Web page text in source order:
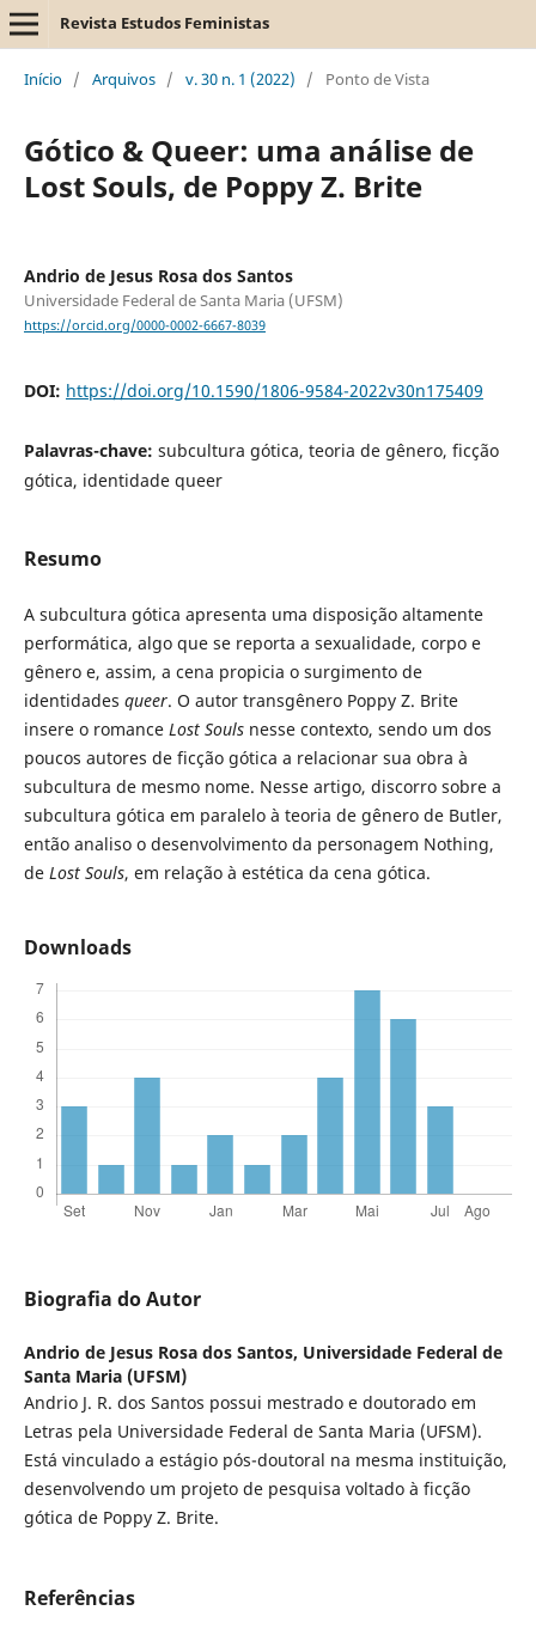
Revista Estudos Feministas
Início / Arquivos / v. 30 n. 1 (2022) / Ponto de Vista
Gótico & Queer: uma análise de
Lost Souls, de Poppy Z. Brite
Andrio de Jesus Rosa dos Santos
Universidade Federal de Santa Maria (UFSM)
https://orcid.org/0000-0002-6667-8039
DOI: https://doi.org/10.1590/1806-9584-2022v30n175409
Palavras-chave: subcultura gótica, teoria de gênero, ficção
gótica, identidade queer
Resumo
A subcultura gótica apresenta uma disposição altamente
performática, algo que se reporta a sexualidade, corpo e
gênero e, assim, a cena propicia o surgimento de
identidades queer. O autor transgênero Poppy Z. Brite
insere o romance Lost Soulsnesse contexto, sendo um dos
poucos autores de ficção gótica a relacionar sua obra à
subcultura de mesmo nome. Nesse artigo, discorro sobre a
subcultura gótica em paralelo à teoria de gênero de Butler,
então analiso o desenvolvimento da personagem Nothing,
deLost Souls, em relação à estética da cena gótica.
Downloads
Biografia do Autor
Andrio de Jesus Rosa dos Santos, Universidade Federal de
Santa Maria (UFSM)
Andrio J. R. dos Santos possui mestrado e doutorado em
Letras pela Universidade Federal de Santa Maria (UFSM).
Está vinculado a estágio pós-doutoral na mesma instituição,
desenvolvendo um projeto de pesquisa voltado à ficção
gótica de Poppy Z. Brite.
Referências